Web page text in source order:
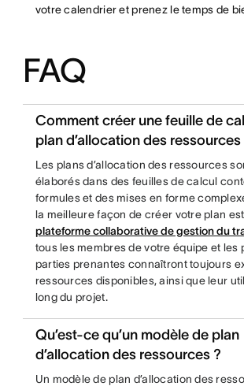
votre calendrier et prenez le temps de
FAQ
Comment créer une feuille de
plan d’allocation des ressources
Les plans d’allocation des ressources
élaborés dans des feuilles de calcul
formules et des mises en forme
la meilleure façon de créer votre plan
plateforme collaborative de gestion du
tous les membres de votre équipe et les
parties prenantes connaîtront toujours
ressources disponibles, ainsi que leur
long du projet.
Qu’est-ce qu’un modèle de plan
d’allocation des ressources ?
Un modèle de plan d’allocation des